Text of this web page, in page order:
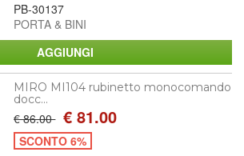
PB-30137
PORTA & BINI
MIRO MI104 rubinetto monocomando
docc...
€ 86.00 € 81.00
SCONTO 6%